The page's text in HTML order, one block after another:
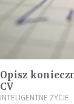
Opisz
CV
INTELIGENTNE ŻYCIE